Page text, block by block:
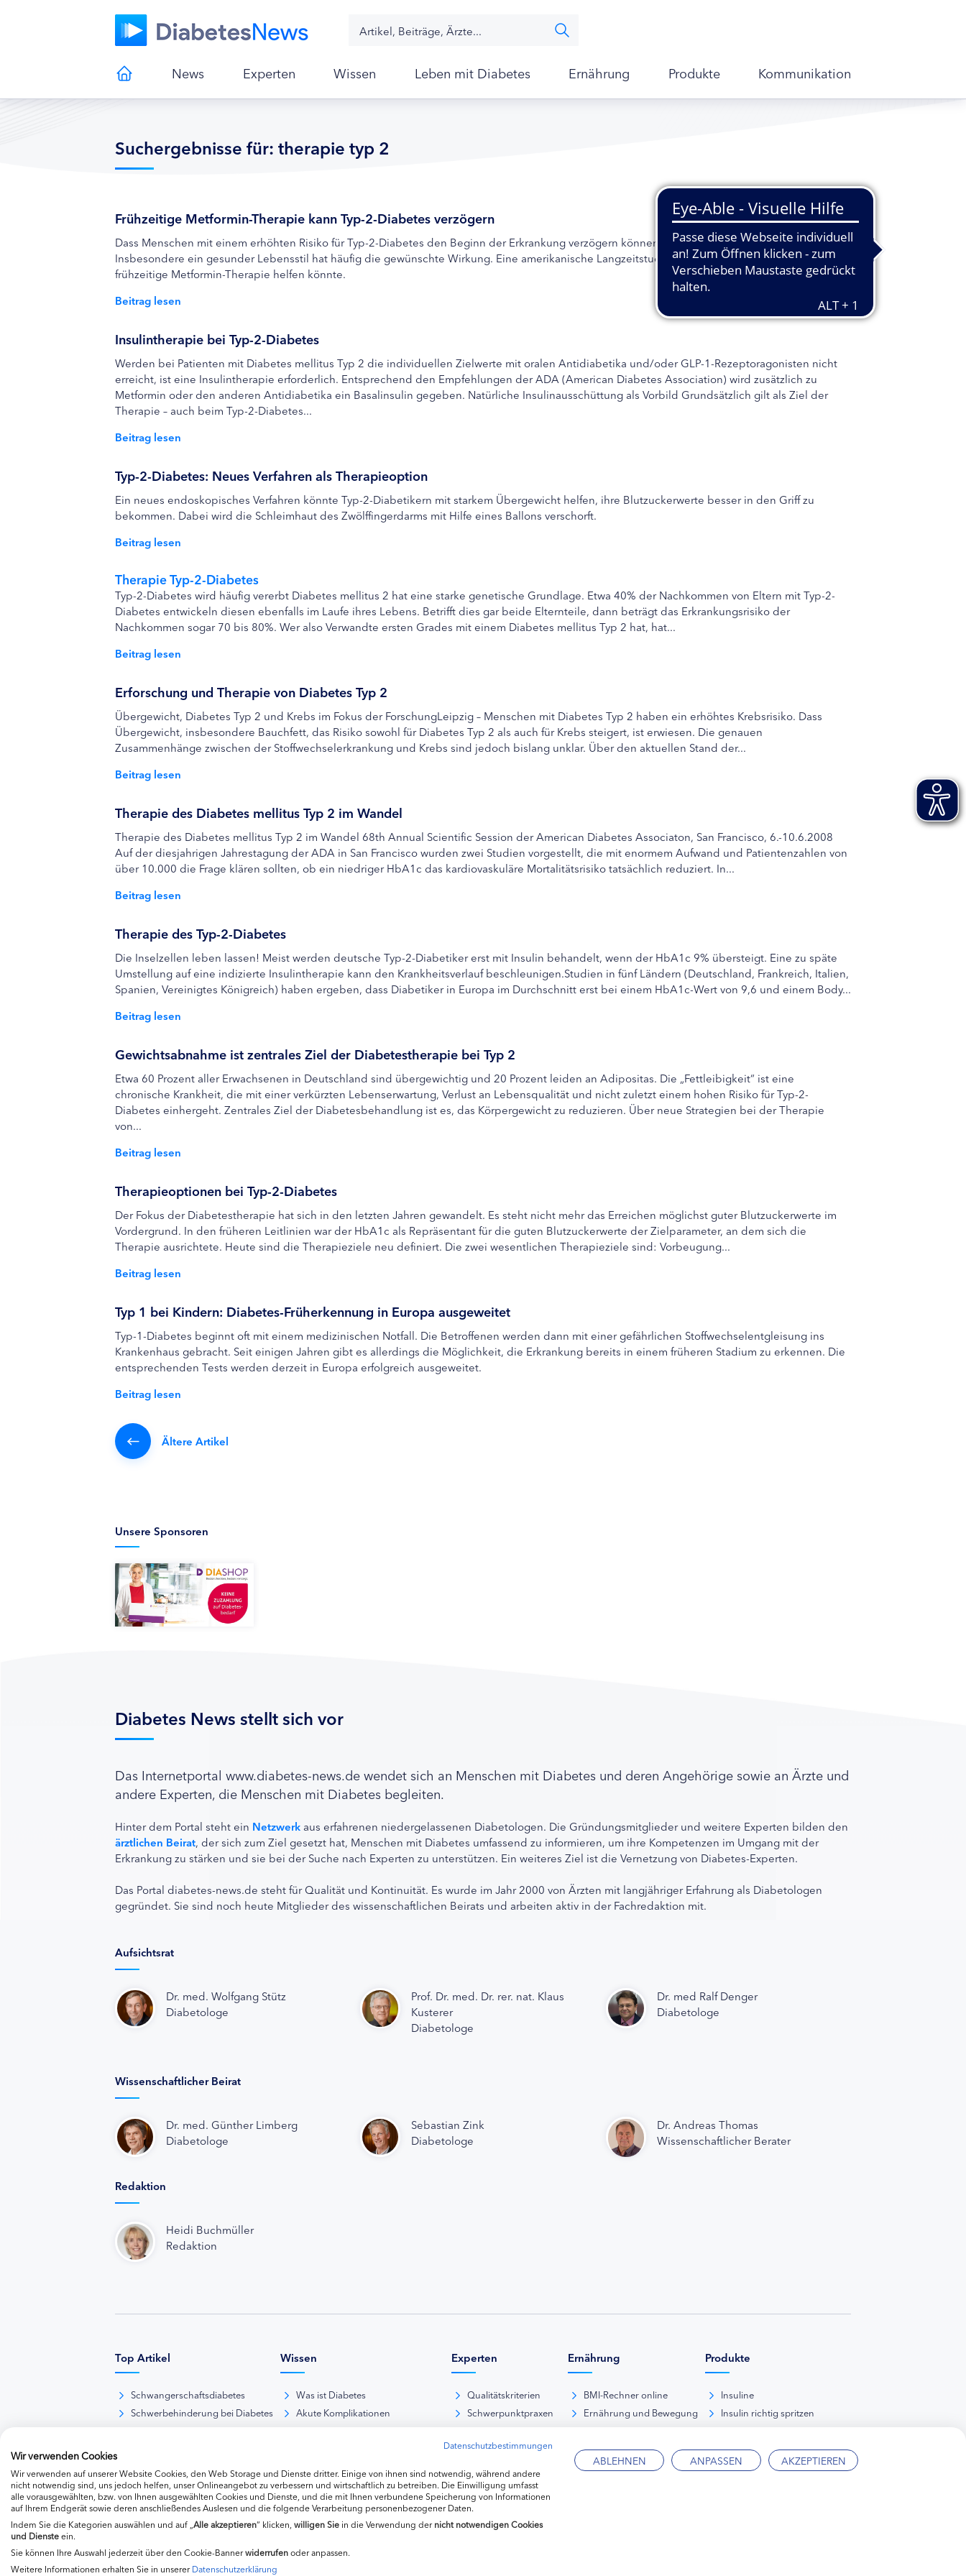
News Experten Wissen Leben mit Diabetes Ernährung Produkte Kommunikation
Suchergebnisse für: therapie typ 2
Frühzeitige Metformin-Therapie kann Typ-2-Diabetes verzögern
Dass Menschen mit einem erhöhten Risiko für Typ-2-Diabetes den Beginn der Erkrankung verzögern können, ist schon länger bekannt.
Insbesondere ein gesunder Lebensstil hat häufig die gewünschte Wirkung. Eine amerikanische Langzeitstudie zeigt nun, dass auch eine
frühzeitige Metformin-Therapie helfen könnte.
Beitrag lesen
Insulintherapie bei Typ-2-Diabetes
Werden bei Patienten mit Diabetes mellitus Typ 2 die individuellen Zielwerte mit oralen Antidiabetika und/oder GLP-1-Rezeptoragonisten nicht
erreicht, ist eine Insulintherapie erforderlich. Entsprechend den Empfehlungen der ADA (American Diabetes Association) wird zusätzlich zu
Metformin oder den anderen Antidiabetika ein Basalinsulin gegeben. Natürliche Insulinausschüttung als Vorbild Grundsätzlich gilt als Ziel der
Therapie – auch beim Typ-2-Diabetes...
Beitrag lesen
Typ-2-Diabetes: Neues Verfahren als Therapieoption
Ein neues endoskopisches Verfahren könnte Typ-2-Diabetikern mit starkem Übergewicht helfen, ihre Blutzuckerwerte besser in den Griff zu
bekommen. Dabei wird die Schleimhaut des Zwölffingerdarms mit Hilfe eines Ballons verschorft.
Beitrag lesen
Therapie Typ-2-Diabetes
Typ-2-Diabetes wird häufig vererbt Diabetes mellitus 2 hat eine starke genetische Grundlage. Etwa 40% der Nachkommen von Eltern mit Typ-2-
Diabetes entwickeln diesen ebenfalls im Laufe ihres Lebens. Betrifft dies gar beide Elternteile, dann beträgt das Erkrankungsrisiko der
Nachkommen sogar 70 bis 80%. Wer also Verwandte ersten Grades mit einem Diabetes mellitus Typ 2 hat, hat...
Beitrag lesen
Erforschung und Therapie von Diabetes Typ 2
Übergewicht, Diabetes Typ 2 und Krebs im Fokus der ForschungLeipzig – Menschen mit Diabetes Typ 2 haben ein erhöhtes Krebsrisiko. Dass
Übergewicht, insbesondere Bauchfett, das Risiko sowohl für Diabetes Typ 2 als auch für Krebs steigert, ist erwiesen. Die genauen
Zusammenhänge zwischen der Stoffwechselerkrankung und Krebs sind jedoch bislang unklar. Über den aktuellen Stand der...
Beitrag lesen
Therapie des Diabetes mellitus Typ 2 im Wandel
Therapie des Diabetes mellitus Typ 2 im Wandel 68th Annual Scientific Session der American Diabetes Associaton, San Francisco, 6.-10.6.2008
Auf der diesjahrigen Jahrestagung der ADA in San Francisco wurden zwei Studien vorgestellt, die mit enormem Aufwand und Patientenzahlen von
über 10.000 die Frage klären sollten, ob ein niedriger HbA1c das kardiovaskuläre Mortalitätsrisiko tatsächlich reduziert. In...
Beitrag lesen
Therapie des Typ-2-Diabetes
Die Inselzellen leben lassen! Meist werden deutsche Typ-2-Diabetiker erst mit Insulin behandelt, wenn der HbA1c 9% übersteigt. Eine zu späte
Umstellung auf eine indizierte Insulintherapie kann den Krankheitsverlauf beschleunigen.Studien in fünf Ländern (Deutschland, Frankreich, Italien,
Spanien, Vereinigtes Königreich) haben ergeben, dass Diabetiker in Europa im Durchschnitt erst bei einem HbA1c-Wert von 9,6 und einem Body...
Beitrag lesen
Gewichtsabnahme ist zentrales Ziel der Diabetestherapie bei Typ 2
Etwa 60 Prozent aller Erwachsenen in Deutschland sind übergewichtig und 20 Prozent leiden an Adipositas. Die „Fettleibigkeit“ ist eine
chronische Krankheit, die mit einer verkürzten Lebenserwartung, Verlust an Lebensqualität und nicht zuletzt einem hohen Risiko für Typ-2-
Diabetes einhergeht. Zentrales Ziel der Diabetesbehandlung ist es, das Körpergewicht zu reduzieren. Über neue Strategien bei der Therapie
von...
Beitrag lesen
Therapieoptionen bei Typ-2-Diabetes
Der Fokus der Diabetestherapie hat sich in den letzten Jahren gewandelt. Es steht nicht mehr das Erreichen möglichst guter Blutzuckerwerte im
Vordergrund. In den früheren Leitlinien war der HbA1c als Repräsentant für die guten Blutzuckerwerte der Zielparameter, an dem sich die
Therapie ausrichtete. Heute sind die Therapieziele neu definiert. Die zwei wesentlichen Therapieziele sind: Vorbeugung...
Beitrag lesen
Typ 1 bei Kindern: Diabetes-Früherkennung in Europa ausgeweitet
Typ-1-Diabetes beginnt oft mit einem medizinischen Notfall. Die Betroffenen werden dann mit einer gefährlichen Stoffwechselentgleisung ins
Krankenhaus gebracht. Seit einigen Jahren gibt es allerdings die Möglichkeit, die Erkrankung bereits in einem früheren Stadium zu erkennen. Die
entsprechenden Tests werden derzeit in Europa erfolgreich ausgeweitet.
Beitrag lesen
Ältere Artikel
Unsere Sponsoren
Diabetes News stellt sich vor
Das Internetportal www.diabetes-news.de wendet sich an Menschen mit Diabetes und deren Angehörige sowie an Ärzte und
andere Experten, die Menschen mit Diabetes begleiten.
Hinter dem Portal steht ein Netzwerk aus erfahrenen niedergelassenen Diabetologen. Die Gründungsmitglieder und weitere Experten bilden den
ärztlichen Beirat, der sich zum Ziel gesetzt hat, Menschen mit Diabetes umfassend zu informieren, um ihre Kompetenzen im Umgang mit der
Erkrankung zu stärken und sie bei der Suche nach Experten zu unterstützen. Ein weiteres Ziel ist die Vernetzung von Diabetes-Experten.
Das Portal diabetes-news.de steht für Qualität und Kontinuität. Es wurde im Jahr 2000 von Ärzten mit langjähriger Erfahrung als Diabetologen
gegründet. Sie sind noch heute Mitglieder des wissenschaftlichen Beirats und arbeiten aktiv in der Fachredaktion mit.
Aufsichtsrat
Dr. med. Wolfgang Stütz
Diabetologe
Prof. Dr. med. Dr. rer. nat. Klaus
Kusterer
Diabetologe
Dr. med Ralf Denger
Diabetologe
Wissenschaftlicher Beirat
Dr. med. Günther Limberg
Diabetologe
Sebastian Zink
Diabetologe
Dr. Andreas Thomas
Wissenschaftlicher Berater
Redaktion
Heidi Buchmüller
Redaktion
Top Artikel
Schwangerschaftsdiabetes
Schwerbehinderung bei Diabetes
Wissen
Was ist Diabetes
Akute Komplikationen
Therapie Typ-2-Diabetes
Weitere hormonelle Erkrankungen
Experten
Qualitätskriterien
Schwerpunktpraxen
Kliniken
Diabetes-Fachhändler
Ernährung
BMI-Rechner online
Ernährung und Bewegung
Lebensmittelkunde
Produkte
Insuline
Insulin richtig spritzen
Datenschutzbestimmungen
Wir verwenden Cookies
Wir verwenden auf unserer Website Cookies, den Web Storage und Dienste dritter. Einige von ihnen sind notwendig, während andere
nicht notwendig sind, uns jedoch helfen, unser Onlineangebot zu verbessern und wirtschaftlich zu betreiben. Die Einwilligung umfasst
alle vorausgewählten, bzw. von Ihnen ausgewählten Cookies und Dienste, und die mit Ihnen verbundene Speicherung von Informationen
auf Ihrem Endgerät sowie deren anschließendes Auslesen und die folgende Verarbeitung personenbezogener Daten.
Indem Sie die Kategorien auswählen und auf „ Alle akzeptieren“ klicken, willigenSie in die Verwendung dernicht notwendigen Cookies
und Diensteein.
Sie können Ihre Auswahl jederzeit über den Cookie-Bannerwiderrufenoder anpassen.
Weitere Informationen erhalten Sie in unsererDatenschutzerklärung
ABLEHNEN ANPASSEN AKZEPTIEREN